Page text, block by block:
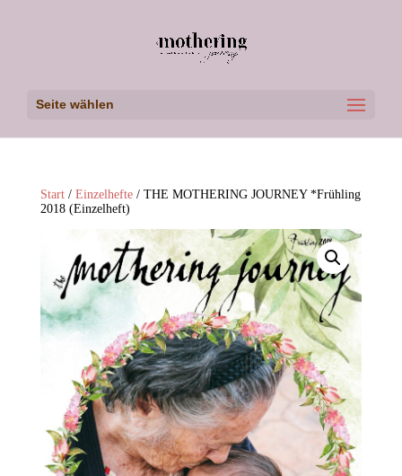
Seite wählen
Start/ Einzelhefte/ THE MOTHERING JOURNEY *Frühling
2018 (Einzelheft)